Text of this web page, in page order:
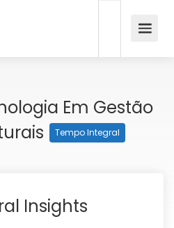
Em Gestão
Tempo Integral
Insights